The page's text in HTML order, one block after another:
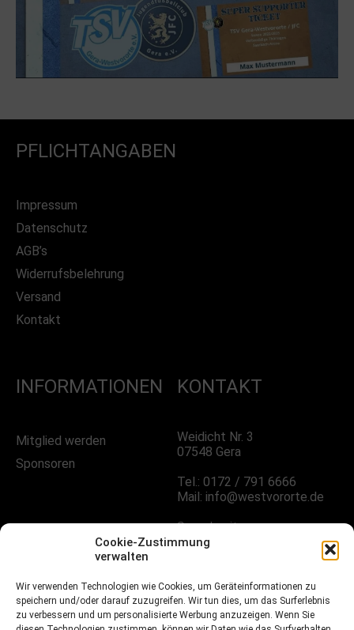
Cookie-Zustimmung
verwalten
Wir verwenden Technologien wie Cookies, um Geräteinformationen zu
speichern und/oder darauf zuzugreifen. Wir tun dies, um das Surferlebnis
zu verbessern und um personalisierte Werbung anzuzeigen. Wenn Sie
PFLICHTANGABEN
Impressum
Datenschutz
AGB’s
Widerrufsbelehrung
Versand
Kontakt
INFORMATIONEN
Mitglied werden
Sponsoren
KONTAKT
Weidicht Nr. 3
07548 Gera
Tel.: 0172 / 791 6666
Mail: info@westvororte.de
Sprechzeiten:
Nach Vereinbarung
FOLGE UNS!